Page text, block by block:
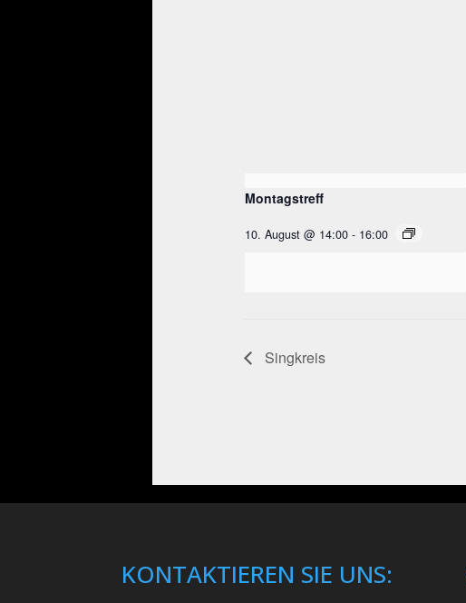
Montagstreff
10. August @ 14:00 - 16:00
Singkreis
KONTAKTIEREN SIE UNS: